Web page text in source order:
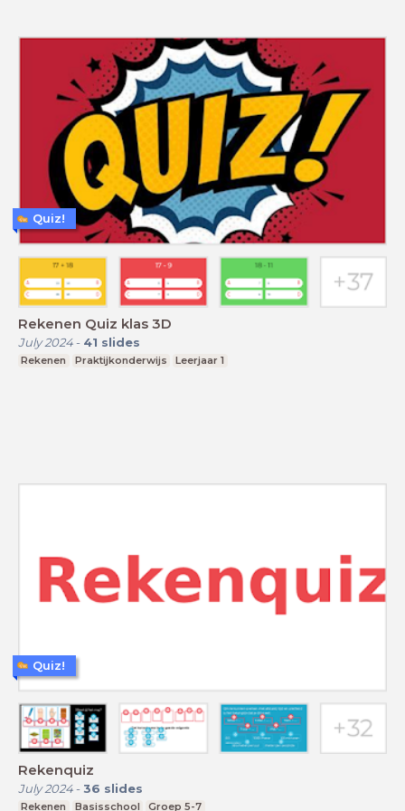
Rekenen Quiz klas 3D
July 2024- 41 slides
Rekenen Praktijkonderwijs Leerjaar 1
Quiz!
Rekenquiz
July 2024- 36 slides
Rekenen Basisschool Groep 5-7
Quiz!